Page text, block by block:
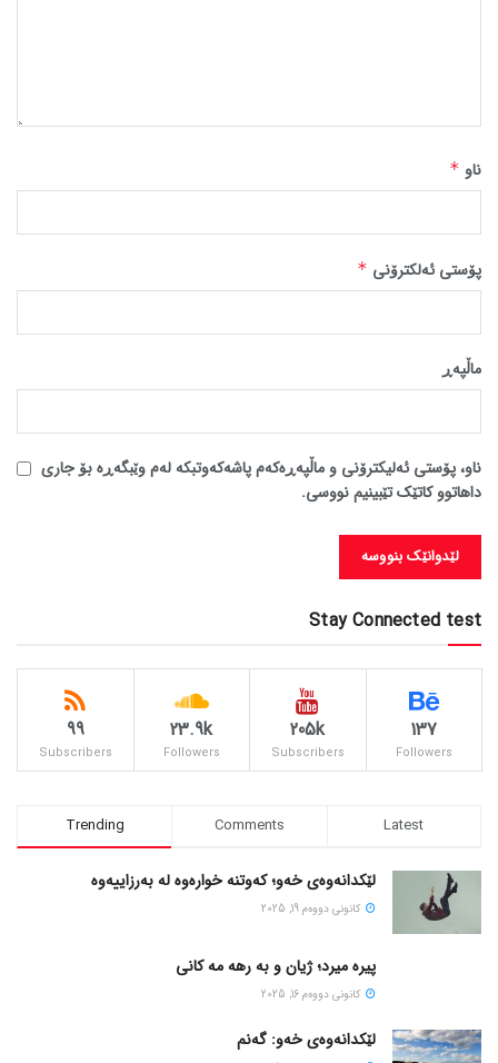
ناو *
پۆستی ئەلکترۆنی *
ماڵپه‌ڕ
ناو، پۆستی ئەلیکترۆنی و ماڵپەڕەکەم پاشەکەوتبکە لەم وێبگەڕە بۆ جاری
داهاتوو کاتێک تێبینیم نووسی.
Stay Connected test
137
Followers
205k
Subscribers
23.9k
Followers
99
Subscribers
Trending Comments Latest
لێکدانەوەی خەو؛ کەوتنە خوارەوە لە بەرزاییەوە
كانونی دووه‌م 19, 2025
پیره میرد؛ ژیان و به رهه مه کانی
كانونی دووه‌م 16, 2025
لێکدانەوەی خەو: گەنم